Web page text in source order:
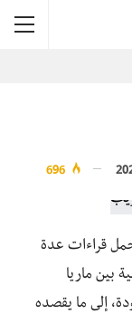
قراءات عدة
بين ماريا
إلى ما يقصده